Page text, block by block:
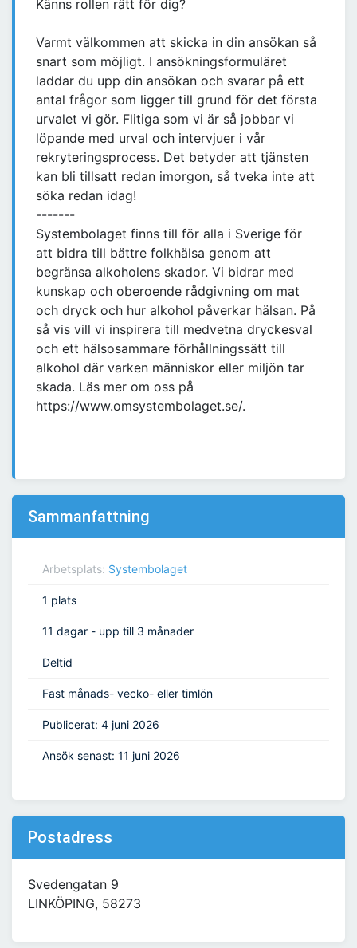
Känns rollen rätt för dig?
Varmt välkommen att skicka in din ansökan så
snart som möjligt. I ansökningsformuläret
laddar du upp din ansökan och svarar på ett
antal frågor som ligger till grund för det första
urvalet vi gör. Flitiga som vi är så jobbar vi
löpande med urval och intervjuer i vår
rekryteringsprocess. Det betyder att tjänsten
kan bli tillsatt redan imorgon, så tveka inte att
söka redan idag!
-------
Systembolaget finns till för alla i Sverige för
att bidra till bättre folkhälsa genom att
begränsa alkoholens skador. Vi bidrar med
kunskap och oberoende rådgivning om mat
och dryck och hur alkohol påverkar hälsan. På
så vis vill vi inspirera till medvetna dryckesval
och ett hälsosammare förhållningssätt till
alkohol där varken människor eller miljön tar
skada. Läs mer om oss på
https://www.omsystembolaget.se/.
Sammanfattning
Arbetsplats: Systembolaget
1 plats
11 dagar - upp till 3 månader
Deltid
Fast månads- vecko- eller timlön
Publicerat: 4 juni 2026
Ansök senast: 11 juni 2026
Postadress
Svedengatan 9
LINKÖPING, 58273